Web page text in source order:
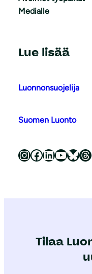
Medialle
Lue lisää
Luonnonsuojelija
Suomen Luonto
Luonnonsuojeluliitto Instagramissa Luonnonsuojeluliitto Facebookissa Luonnonsuojeluliitto LinkedInissä Luonnonsuojeluliiton YouTube-kanava Luonnonsuojeluliitto Blueskyssa Luonnonsuojeluliitto Threadsissa
Tilaa